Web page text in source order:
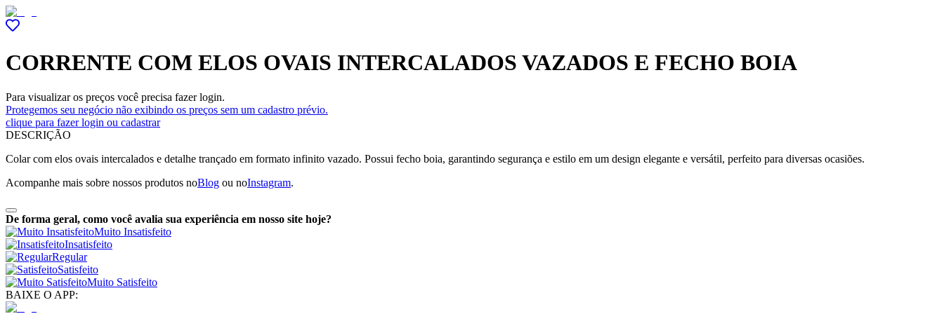
CORRENTE COM ELOS OVAIS INTERCALADOS VAZADOS E FECHO BOIA
Para visualizar os preços você precisa fazer login.
Protegemos seu negócio não exibindo os preços sem um cadastro prévio.
clique para fazer login ou cadastrar
DESCRIÇÃO
Colar com elos ovais intercalados e detalhe trançado em formato infinito vazado. Possui fecho boia, garantindo segurança e estilo em um design elegante e versátil, perfeito para diversas ocasiões.
Acompanhe mais sobre nossos produtos noBlog ou noInstagram.
De forma geral, como você avalia sua experiência em nosso site hoje?
Muito Insatisfeito
Insatisfeito
Regular
Satisfeito
Muito Satisfeito
BAIXE O APP: